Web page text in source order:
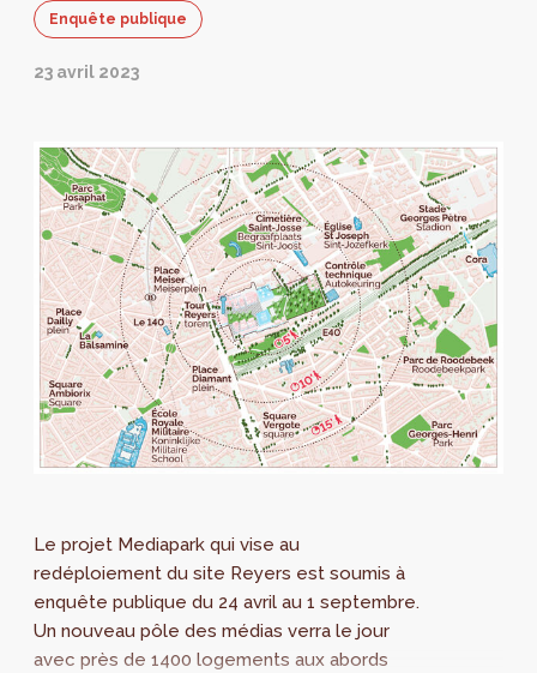
Enquête publique
23 avril 2023
Le projet Mediapark qui vise au
redéploiement du site Reyers est soumis à
enquête publique du 24 avril au 1 septembre.
Un nouveau pôle des médias verra le jour
avec près de 1400 logements aux abords